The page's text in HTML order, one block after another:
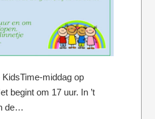
middag op
begint om 17 uur. In ’t
de…